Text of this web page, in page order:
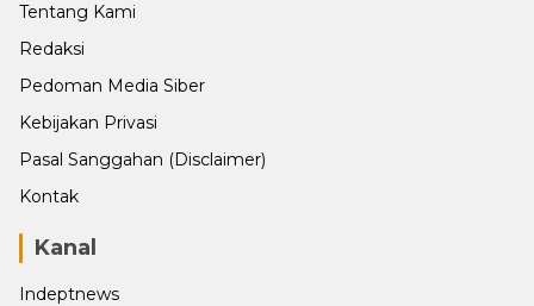
Tentang Kami
Redaksi
Pedoman Media Siber
Kebijakan Privasi
Pasal Sanggahan (Disclaimer)
Kontak
Kanal
Indeptnews